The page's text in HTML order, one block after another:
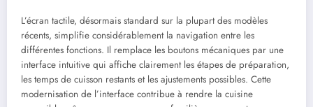
L’écran tactile, désormais standard sur la plupart des modèles
récents, simplifie considérablement la navigation entre les
différentes fonctions. Il remplace les boutons mécaniques par une
interface intuitive qui affiche clairement les étapes de préparation,
les temps de cuisson restants et les ajustements possibles. Cette
modernisation de l’interface contribue à rendre la cuisine